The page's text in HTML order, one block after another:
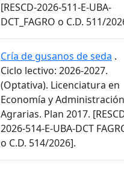
[RESCD-2026-511-E-UBA-
DCT_FAGRO o C.D. 511/
Cría de gusanos de seda .
Ciclo lectivo: 2026-2027.
(Optativa). Licenciatura en
Economía y Administración
Agrarias. Plan 2017.
2026-514-E-UBA-DCT
o C.D. 514/2026].